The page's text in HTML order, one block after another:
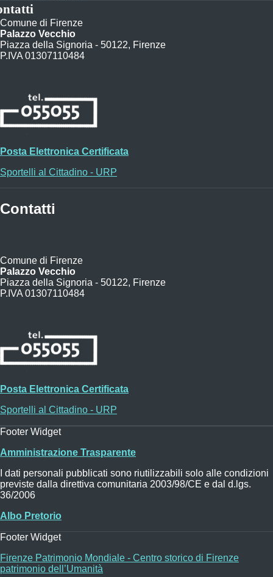
Comune di Firenze
Palazzo Vecchio
Piazza della Signoria - 50122, Firenze
P.IVA 01307110484
Posta Elettronica Certificata
Sportelli al Cittadino - URP
Contatti
Comune di Firenze
Palazzo Vecchio
Piazza della Signoria - 50122, Firenze
P.IVA 01307110484
Posta Elettronica Certificata
Sportelli al Cittadino - URP
Footer Widget
Amministrazione Trasparente
I dati personali pubblicati sono riutilizzabili solo alle condizioni
previste dalla direttiva comunitaria 2003/98/CE e dal d.lgs.
36/2006
Albo Pretorio
Footer Widget
Firenze Patrimonio Mondiale - Centro storico di Firenze
patrimonio dell’Umanità